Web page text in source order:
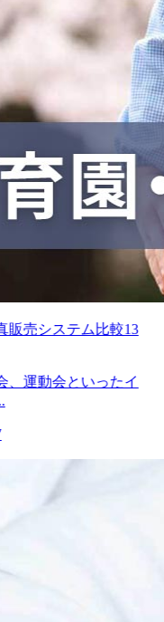
販売システム比較13
、運動会といったイ